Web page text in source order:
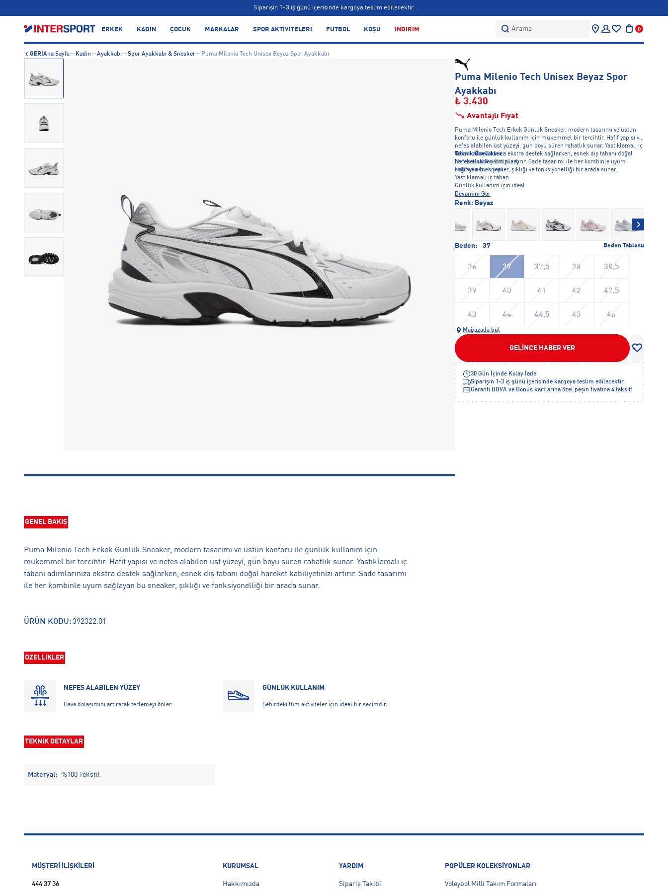
Siparişin 1-3 iş günü içerisinde kargoya teslim edilecektir.
Bonus kartlara özel vade farksız taksit seçenekleri!
ERKEK KADIN ÇOCUK MARKALAR SPOR AKTİVİTELERİ FUTBOL KOŞU İNDİRİM Arama 0
GERİ Ana Sayfa Kadın Ayakkabı Spor Ayakkabı & Sneaker Puma Milenio Tech Unisex Beyaz Spor Ayakkabı
GENEL BAKIŞ
Puma Milenio Tech Erkek Günlük Sneaker, modern tasarımı ve üstün konforu ile günlük kullanım için
mükemmel bir tercihtir. Hafif yapısı ve nefes alabilen üst yüzeyi, gün boyu süren rahatlık sunar. Yastıklamalı iç
tabanı adımlarınıza ekstra destek sağlarken, esnek dış tabanı doğal hareket kabiliyetinizi artırır. Sade tasarımı
ile her kombinle uyum sağlayan bu sneaker, şıklığı ve fonksiyonelliği bir arada sunar.
ÜRÜN KODU:392322.01
ÖZELLİKLER
NEFES ALABİLEN YÜZEY
Hava dolaşımını artırarak terlemeyi önler.
GÜNLÜK KULLANIM
Şehirdeki tüm aktiviteler için ideal bir seçimdir.
TEKNİK DETAYLAR
Materyal: %100 Tekstil
Puma Milenio Tech Unisex Beyaz Spor
Ayakkabı
₺ 3.430
Avantajlı Fiyat
Puma Milenio Tech Erkek Günlük Sneaker, modern tasarımı ve üstün
konforu ile günlük kullanım için mükemmel bir tercihtir. Hafif yapısı ve
nefes alabilen üst yüzeyi, gün boyu süren rahatlık sunar. Yastıklamalı iç
tabanı adımlarınıza ekstra destek sağlarken, esnek dış tabanı doğal
hareket kabiliyetinizi artırır. Sade tasarımı ile her kombinle uyum
sağlayan bu sneaker, şıklığı ve fonksiyonelliği bir arada sunar.
Teknik Özellikler
Nefes alabilen üst yüzey
Hafif ve esnek yapı
Yastıklamalı iç taban
Günlük kullanım için ideal
Devamını Gör
Beden: 37 Beden Tablosu
36 37 37,5 38 38,5
39 40 41 42 42,5
43 44 44,5 45 46
Renk: Beyaz
Mağazada bul
GELİNCE HABER VER
30 Gün İçinde Kolay İade
Siparişin 1-3 iş günü içerisinde kargoya teslim edilecektir.
Garanti BBVA ve Bonus kartlarına özel peşin fiyatına 4 taksit!
MÜŞTERİ İLİŞKİLERİ
444 37 36
KURUMSAL
Hakkımızda
YARDIM
Sipariş Takibi
POPÜLER KOLEKSİYONLAR
Voleybol Milli Takım Formaları